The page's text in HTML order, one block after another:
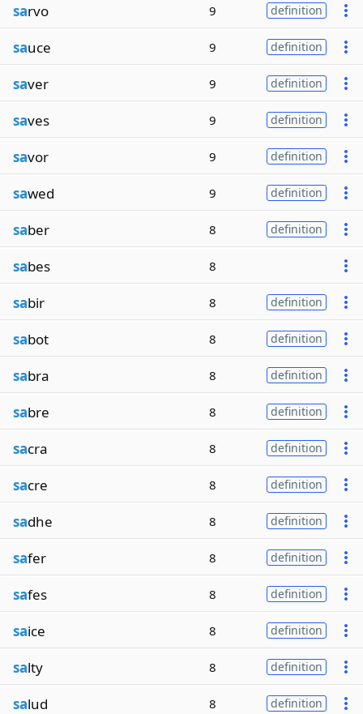
sarvo 9 definition
sauce 9 definition
saver 9 definition
saves 9 definition
savor 9 definition
sawed 9 definition
saber 8 definition
sabes 8
sabir 8 definition
sabot 8 definition
sabra 8 definition
sabre 8 definition
sacra 8 definition
sacre 8 definition
sadhe 8 definition
safer 8 definition
safes 8 definition
saice 8 definition
salty 8 definition
salud 8 definition